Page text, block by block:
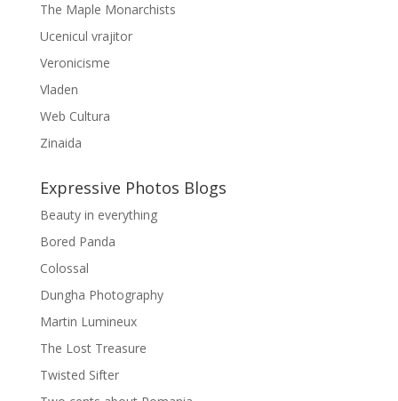
The Maple Monarchists
Ucenicul vrajitor
Veronicisme
Vladen
Web Cultura
Zinaida
Expressive Photos Blogs
Beauty in everything
Bored Panda
Colossal
Dungha Photography
Martin Lumineux
The Lost Treasure
Twisted Sifter